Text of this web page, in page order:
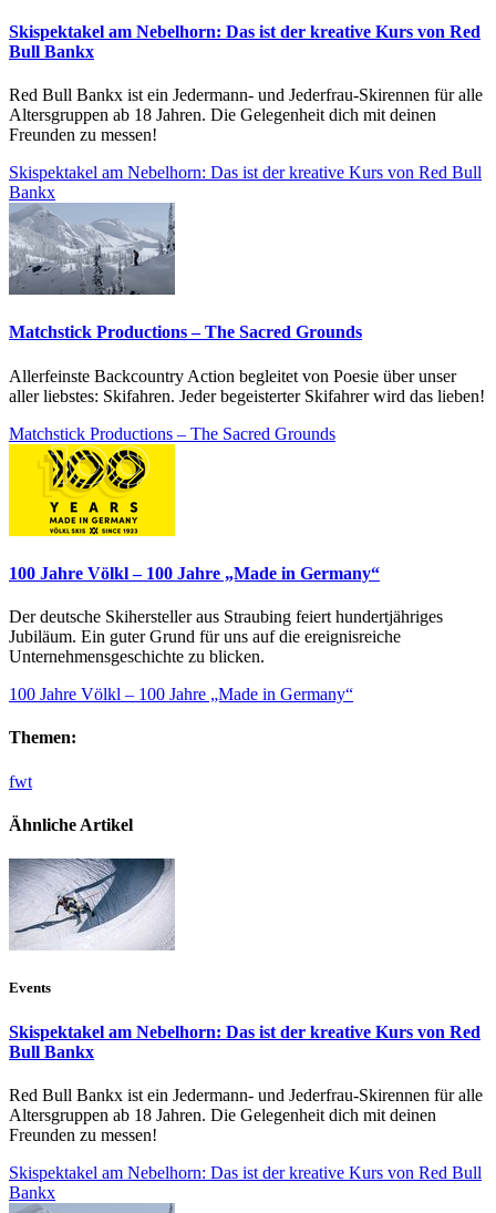
Skispektakel am Nebelhorn: Das ist der kreative Kurs von Red
Bull Bankx
Red Bull Bankx ist ein Jedermann- und Jederfrau-Skirennen für alle
Altersgruppen ab 18 Jahren. Die Gelegenheit dich mit deinen
Freunden zu messen!
Skispektakel am Nebelhorn: Das ist der kreative Kurs von Red Bull
Bankx
Matchstick Productions – The Sacred Grounds
Allerfeinste Backcountry Action begleitet von Poesie über unser
aller liebstes: Skifahren. Jeder begeisterter Skifahrer wird das lieben!
Matchstick Productions – The Sacred Grounds
100 Jahre Völkl – 100 Jahre „Made in Germany“
Der deutsche Skihersteller aus Straubing feiert hundertjähriges
Jubiläum. Ein guter Grund für uns auf die ereignisreiche
Unternehmensgeschichte zu blicken.
100 Jahre Völkl – 100 Jahre „Made in Germany“
Themen:
fwt
Ähnliche Artikel
Events
Skispektakel am Nebelhorn: Das ist der kreative Kurs von Red
Bull Bankx
Red Bull Bankx ist ein Jedermann- und Jederfrau-Skirennen für alle
Altersgruppen ab 18 Jahren. Die Gelegenheit dich mit deinen
Freunden zu messen!
Skispektakel am Nebelhorn: Das ist der kreative Kurs von Red Bull
Bankx